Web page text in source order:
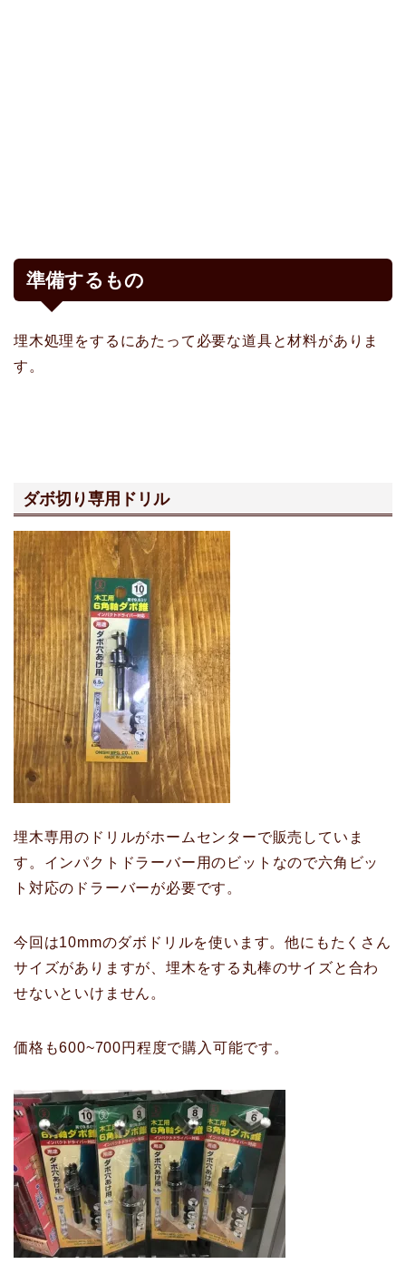
準備するもの
埋木処理をするにあたって必要な道具と材料がありま
す。
ダボ切り専用ドリル
埋木専用のドリルがホームセンターで販売していま
す。インパクトドラーバー用のビットなので六角ビッ
ト対応のドラーバーが必要です。
今回は10mmのダボドリルを使います。他にもたくさん
サイズがありますが、埋木をする丸棒のサイズと合わ
せないといけません。
価格も600~700円程度で購入可能です。